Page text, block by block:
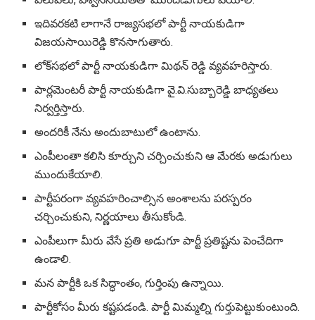
ఇదివరకటి లాగానే రాజ్యసభలో పార్టీ నాయకుడిగా
విజయసాయిరెడ్డి కొనసాగుతారు.
లోక్‌సభలో పార్టీ నాయకుడిగా మిథన్ రెడ్డి వ్యవహరిస్తారు.
పార్లమెంటరీ పార్టీ నాయకుడిగా వై.వి.సుబ్బారెడ్డి బాధ్యతలు
నిర్వర్తిస్తారు.
అందరికీ నేను అందుబాటులో ఉంటాను.
ఎంపీలంతా కలిసి కూర్చుని చర్చించుకుని ఆ మేరకు అడుగులు
ముందుకేయాలి.
పార్టీపరంగా వ్యవహరించాల్సిన అంశాలను పరస్పరం
చర్చించుకుని, నిర్ణయాలు తీసుకోండి.
ఎంపీలుగా మీరు వేసే ప్రతి అడుగూ పార్టీ ప్రతిష్టను పెంచేదిగా
ఉండాలి.
మన పార్టీకి ఒక సిద్ధాంతం, గుర్తింపు ఉన్నాయి.
పార్టీకోసం మీరు కష్టపడండి. పార్టీ మిమ్మల్ని గుర్తుపెట్టుకుంటుంది.